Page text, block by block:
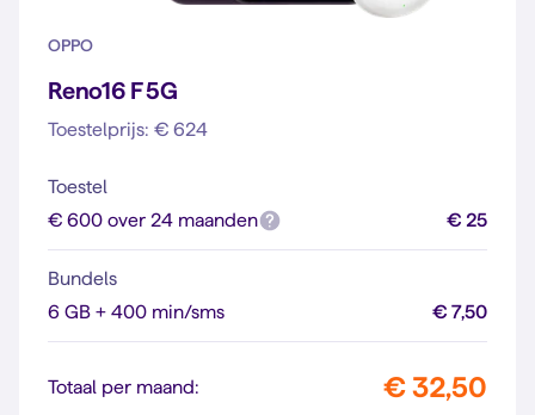
OPPO
Reno16 F 5G
Toestelprijs: € 624
Toestel
€ 600 over 24 maanden
€ 25
Bundels
6 GB + 400 min/sms
€ 7,50
Totaal per maand: € 32,50